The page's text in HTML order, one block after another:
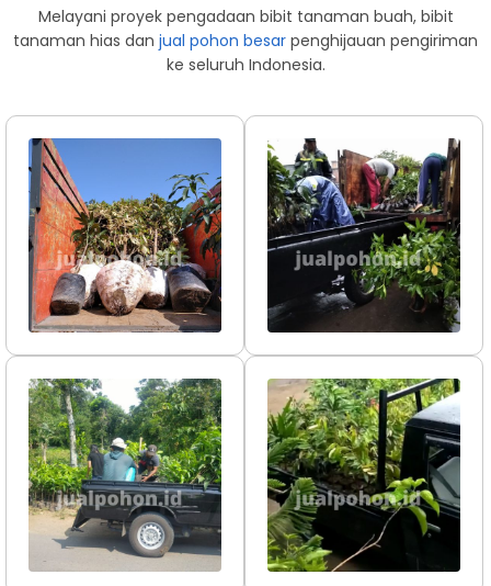
Melayani proyek pengadaan bibit tanaman buah, bibit
tanaman hias dan jual pohon besar penghijauan pengiriman
ke seluruh Indonesia.